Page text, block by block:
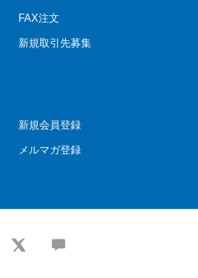
FAX注文
新規取引先募集
新規会員登録
メルマガ登録